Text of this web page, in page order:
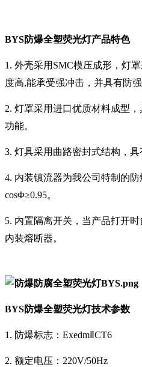
BYS防爆全塑荧光灯产品特色
1. 外壳采用SMC模压成形，灯
度高,能承受强冲击，并具有防强
2. 灯罩采用进口优质材料成型
功能。
3. 灯具采用曲路密封式结构，具
4. 内装镇流器为我公司特制的防
cosΦ≥0.95。
5. 内置隔离开关，当产品打开
内装熔断器。
BYS防爆全塑荧光灯技术参数
1. 防爆标志：ExedmⅡCT6
2. 额定电压：220V/50Hz